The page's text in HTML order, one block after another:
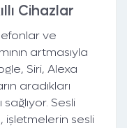
Cihazlar
ve
artmasıyla
Siri, Alexa
aradıkları
Sesli
işletmelerin sesli